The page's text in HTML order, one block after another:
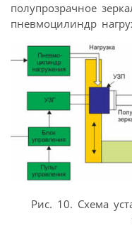
полупрозрачное
пневмоцилиндр
Рис. 10. Схема